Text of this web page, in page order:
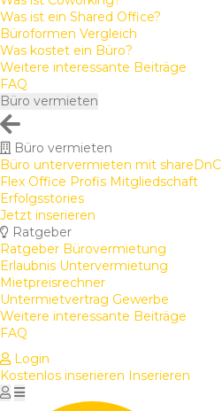
Was ist ein Shared Office?
Büroformen Vergleich
Was kostet ein Büro?
Weitere interessante Beiträge
FAQ
Büro vermieten
Büro vermieten
Büro untervermieten mit shareDnC
Flex Office Profis Mitgliedschaft
Erfolgsstories
Jetzt inserieren
Ratgeber
Ratgeber Bürovermietung
Erlaubnis Untervermietung
Mietpreisrechner
Untermietvertrag Gewerbe
Weitere interessante Beiträge
FAQ
Login
Kostenlos inserieren Inserieren